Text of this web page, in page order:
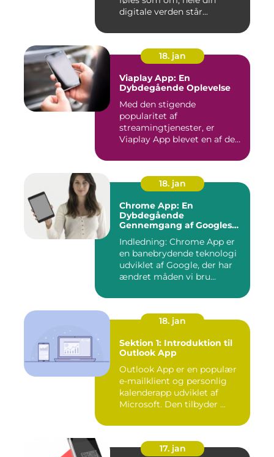
digitale verden står...
18. jan
Viaplay App: En
Dybdegående Oplevelse
Med den stigende
popularitet af
streamingtjenester, er
Viaplay App blevet en af de
18. jan
Chrome App: En
Dybdegående
Gennemgang af Googles
applikationer
Indledning: Chrome App er
en banebrydende teknologi
udviklet af Google, der har
ændret måden vi bru...
18. jan
Sektion 1: Introduktion til
Outlook App
Outlook App er en populær
e-mailklient og personlig
kalenderapp udviklet af
Microsoft. Den tilbyder ...
17. jan